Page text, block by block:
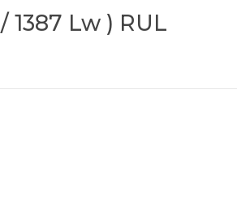
1387 Lw ) RUL